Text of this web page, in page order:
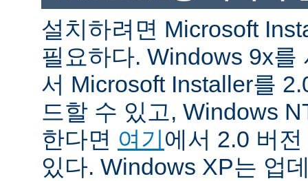
설치하려면 Microsoft
필요하다. Windows 9x
서 Microsoft Installer를
드할 수 있고, Windows
한다면 여기 에서 2.0 버
있다. Windows XP는 업